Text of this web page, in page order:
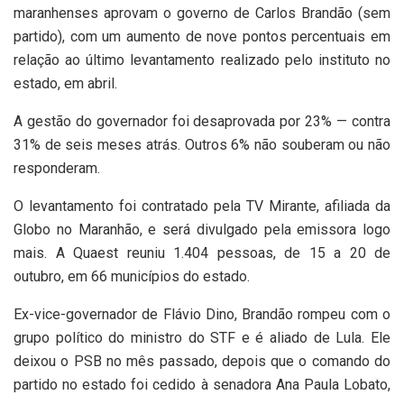
maranhenses aprovam o governo de Carlos Brandão (sem
partido), com um aumento de nove pontos percentuais em
relação ao último levantamento realizado pelo instituto no
estado, em abril.
A gestão do governador foi desaprovada por 23% — contra
31% de seis meses atrás. Outros 6% não souberam ou não
responderam.
O levantamento foi contratado pela TV Mirante, afiliada da
Globo no Maranhão, e será divulgado pela emissora logo
mais. A Quaest reuniu 1.404 pessoas, de 15 a 20 de
outubro, em 66 municípios do estado.
Ex-vice-governador de Flávio Dino, Brandão rompeu com o
grupo político do ministro do STF e é aliado de Lula. Ele
deixou o PSB no mês passado, depois que o comando do
partido no estado foi cedido à senadora Ana Paula Lobato,